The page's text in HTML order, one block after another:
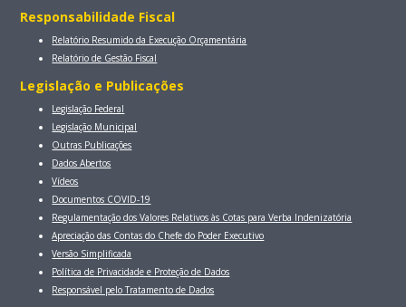
Responsabilidade Fiscal
Relatório Resumido da Execução Orçamentária
Relatório de Gestão Fiscal
Legislação e Publicações
Legislação Federal
Legislação Municipal
Outras Publicações
Dados Abertos
Vídeos
Documentos COVID-19
Regulamentação dos Valores Relativos às Cotas para Verba Indenizatória
Apreciação das Contas do Chefe do Poder Executivo
Versão Simplificada
Política de Privacidade e Proteção de Dados
Responsável pelo Tratamento de Dados